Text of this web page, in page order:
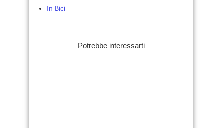
In Bici
Potrebbe interessarti